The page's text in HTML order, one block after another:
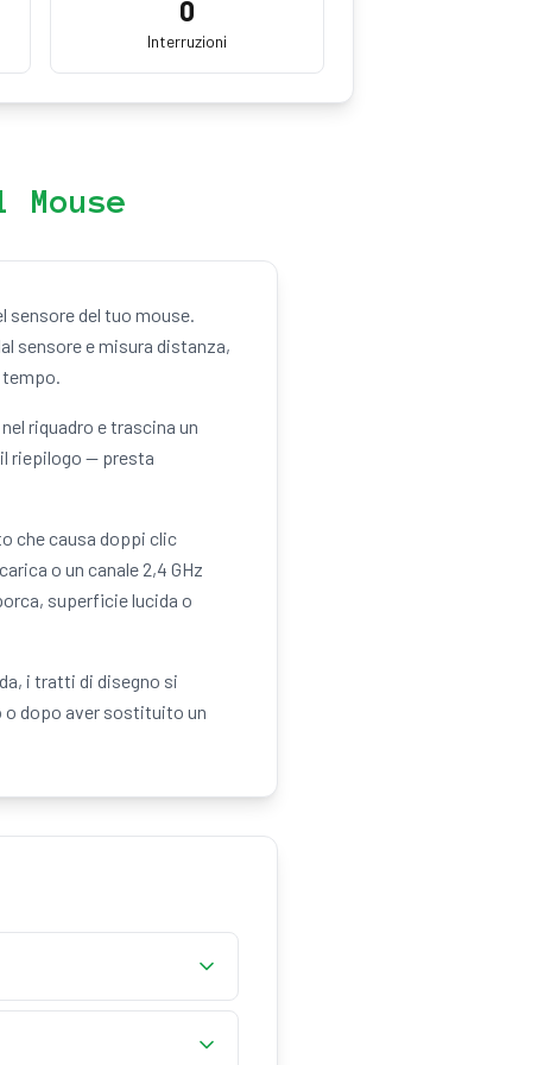
0
Interruzioni
sensore del tuo mouse.
sensore e misura distanza,
riquadro e trascina un
riepilogo — presta
che causa doppi clic
o un canale 2,4 GHz
superficie lucida o
i tratti di disegno si
o dopo aver sostituito un
Tieni premuto un
velocità e qualità del